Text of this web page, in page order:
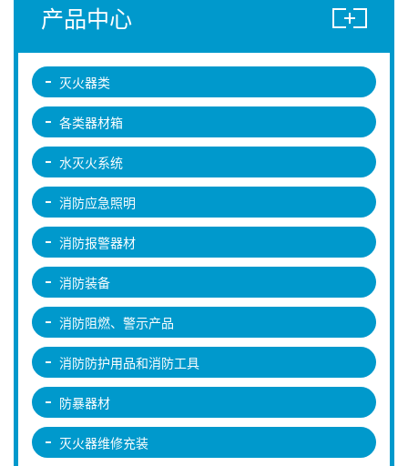
产品中心
灭火器类
各类器材箱
水灭火系统
消防应急照明
消防报警器材
消防装备
消防阻燃、警示产品
消防防护用品和消防工具
防暴器材
灭火器维修充装